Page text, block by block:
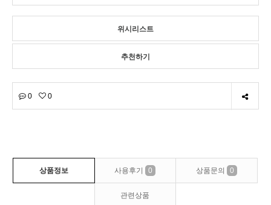
위시리스트
추천하기
0 0
상품정보 사용후기 0 상품문의 0
관련상품